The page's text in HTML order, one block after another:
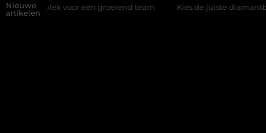
Nieuwe
artikelen
een groeiend team Kies de juiste diamantboor voor uw project